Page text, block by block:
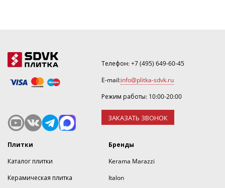
Телефон:+7 (495) 649-60-45
E-mail:info@plitka-sdvk.ru
Режим работы: 10:00-20:00
ЗАКАЗАТЬ ЗВОНОК
Плитки
Каталог плитки
Керамическая плитка
Бренды
Kerama Marazzi
Italon